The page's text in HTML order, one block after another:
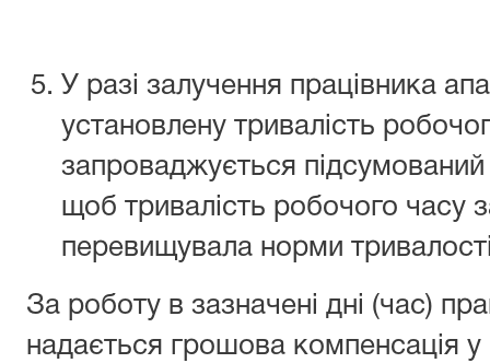
У разі залучення працівника
установлену тривалість
запроваджується
щоб тривалість робочого часу
перевищувала норми
За роботу в зазначені дні (час)
надається грошова компенсація у